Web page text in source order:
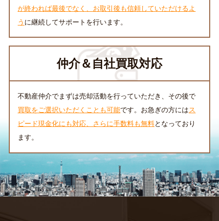
が終われば最後でなく、お取引後も信頼していただけるよ
う に継続してサポートを行います。
仲介＆自社買取対応
不動産仲介でまずは売却活動を行っていただき、その後で
買取をご選択いただくことも可能です。お急ぎの方にはス
ピード現金化にも対応、さらに手数料も無料となっており
ます。